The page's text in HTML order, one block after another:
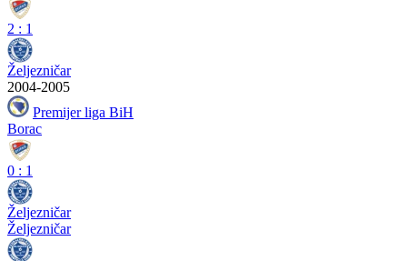
2 : 1
Željezničar
2004-2005
Premijer liga BiH
Borac
0 : 1
Željezničar
Željezničar